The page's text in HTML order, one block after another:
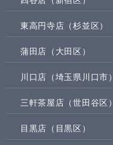
東高円寺店（杉並区）
蒲田店（大田区）
川口店（埼玉県川口市）
三軒茶屋店（世田谷区）
目黒店（目黒区）